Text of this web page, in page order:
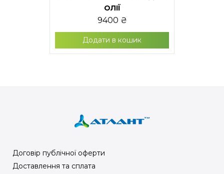
ОЛІЇ
9400 ₴
Додати в кошик
Договір публічної оферти
Доставлення та сплата